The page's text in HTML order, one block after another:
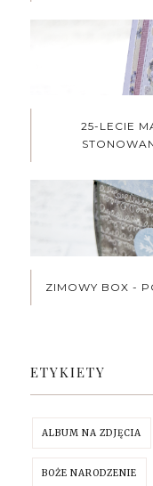
25-LECIE
ZIMOWY BOX -
ETYKIETY
ALBUM NA ZDJĘCIA
BOŻE NARODZENIE